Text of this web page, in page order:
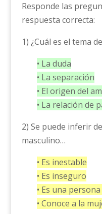
Responde las
respuesta correcta:
1) ¿Cuál es el tema
• La duda
• La separación
• El origen del
• La relación de
2) Se puede inferir
masculino…
• Es inestable
• Es inseguro
• Es una
• Conoce a la